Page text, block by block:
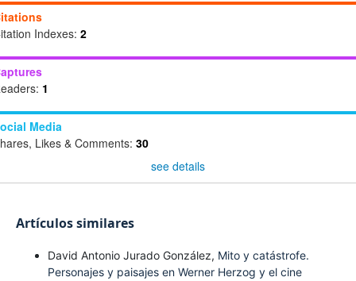
Indexes: 2
1
Media
Likes & Comments: 30
see details
Artículos similares
David Antonio Jurado González, Mito y catástrofe.
Personajes y paisajes en Werner Herzog y el cine